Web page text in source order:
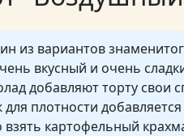
из вариантов
вкусный и очень
добавляют торту свои
плотности
картофельный